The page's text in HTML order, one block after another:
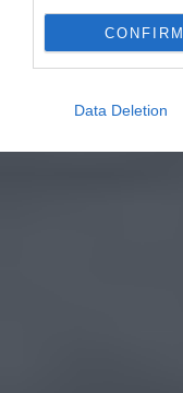
CONFIRM
Data Deletion